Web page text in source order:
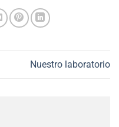
Nuestro laboratorio